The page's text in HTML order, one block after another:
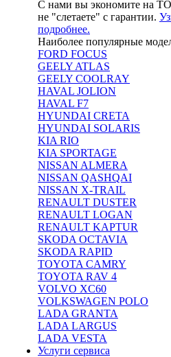
С нами вы экономите на
не "слетаете" с гарантии.
подробнее.
Наиболее популярные
FORD FOCUS
GEELY ATLAS
GEELY COOLRAY
HAVAL JOLION
HAVAL F7
HYUNDAI CRETA
HYUNDAI SOLARIS
KIA RIO
KIA SPORTAGE
NISSAN ALMERA
NISSAN QASHQAI
NISSAN X-TRAIL
RENAULT DUSTER
RENAULT LOGAN
RENAULT KAPTUR
SKODA OCTAVIA
SKODA RAPID
TOYOTA CAMRY
TOYOTA RAV 4
VOLVO XC60
VOLKSWAGEN POLO
LADA GRANTA
LADA LARGUS
LADA VESTA
Услуги сервиса